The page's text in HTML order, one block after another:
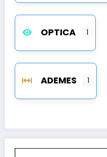
OPTICA 1
ADEMES 1